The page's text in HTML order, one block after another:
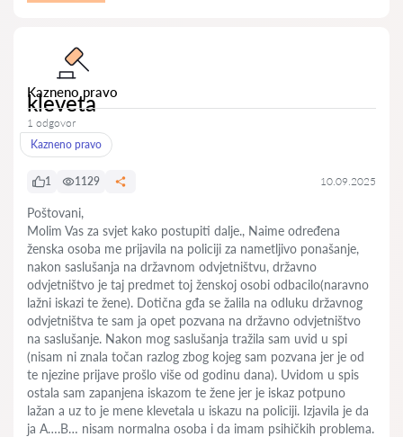
Kazneno pravo
kleveta
1 odgovor
Kazneno pravo
1 1129 10.09.2025
Poštovani,
Molim Vas za svjet kako postupiti dalje., Naime određena
ženska osoba me prijavila na policiji za nametljivo ponašanje,
nakon saslušanja na državnom odvjetništvu, državno
odvjetništvo je taj predmet toj ženskoj osobi odbacilo(naravno
lažni iskazi te žene). Dotična gđa se žalila na odluku državnog
odvjetništva te sam ja opet pozvana na državno odvjetništvo
na saslušanje. Nakon mog saslušanja tražila sam uvid u spi
(nisam ni znala točan razlog zbog kojeg sam pozvana jer je od
te njezine prijave prošlo više od godinu dana). Uvidom u spis
ostala sam zapanjena iskazom te žene jer je iskaz potpuno
lažan a uz to je mene klevetala u iskazu na policiji. Izjavila je da
ja A….B… nisam normalna osoba i da imam psihičkih problema.